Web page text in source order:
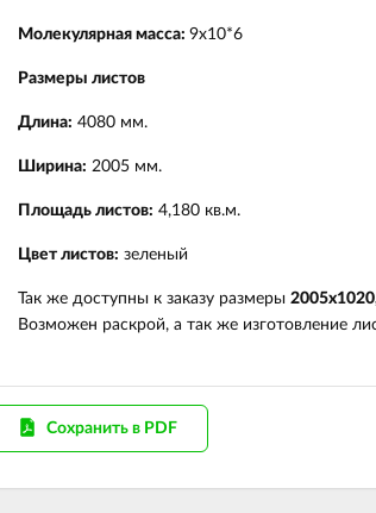
Молекулярная масса: 9x10*6
Размеры листов
Длина: 4080 мм.
Ширина: 2005 мм.
Площадь листов: 4,180 кв.м.
Цвет листов: зеленый
Так же доступны к заказу размеры
Возможен раскрой, а так же изготовление
Сохранить в PDF